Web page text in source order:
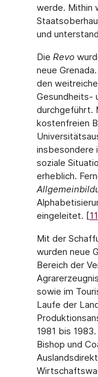
werde. Mithin
und
Die Revo
neue
den
Gesundheits-
durchgeführt.
kostenfreien
insbesondere
soziale
erheblich.
eingeleitet. [11
Mit der
wurden neue
Bereich der
sowie im
Laufe der
1981 bis
Bishop und